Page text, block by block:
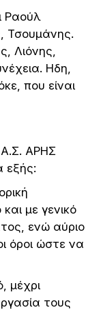
Ραούλ
Τσουμάνης.
Λιόνης,
Ηδη,
που είναι
Α.Σ. ΑΡΗΣ
εξής:
με γενικό
ενώ αύριο
όροι ώστε να
μέχρι
τους